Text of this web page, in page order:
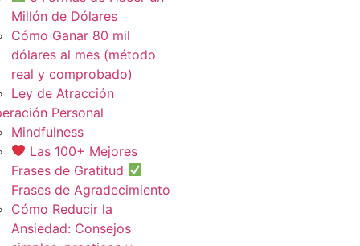
Millón de Dólares
Cómo Ganar 80 mil
dólares al mes (método
real y comprobado)
Ley de Atracción
Personal
Mindfulness
Las 100+ Mejores
Frases de Gratitud
Frases de Agradecimiento
Cómo Reducir la
Ansiedad: Consejos